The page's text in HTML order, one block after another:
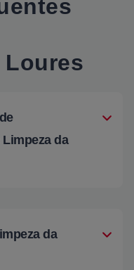
Loures
da
da